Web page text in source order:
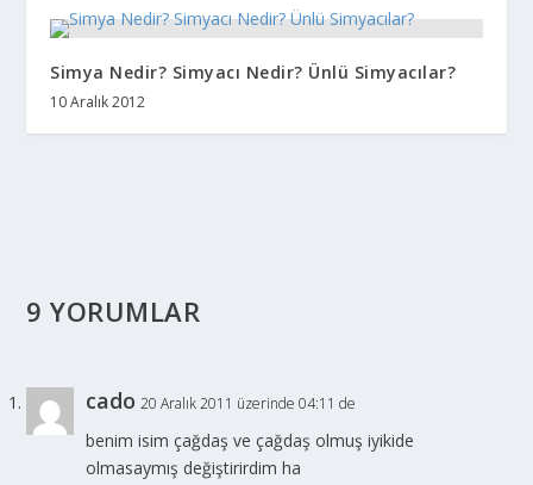
Simya Nedir? Simyacı Nedir? Ünlü Simyacılar?
10 Aralık 2012
9 YORUMLAR
cado 20 Aralık 2011 üzerinde 04:11 de
benim isim çağdaş ve çağdaş olmuş iyikide
olmasaymış değiştirirdim ha